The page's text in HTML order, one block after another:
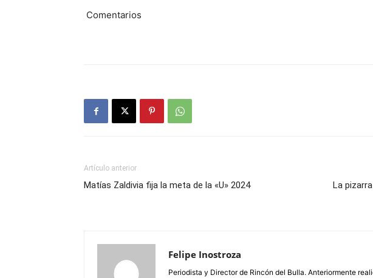
Comentarios
Artículo anterior
Matías Zaldivia fija la meta de la «U» 2024
La
Felipe Inostroza
Periodista y Director de Rincón del Bulla. Anteriormente